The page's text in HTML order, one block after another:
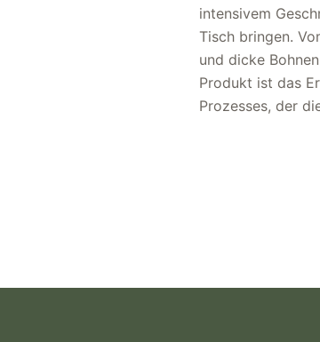
intensivem
Tisch bringen.
und dicke
Produkt ist das
Prozesses, der